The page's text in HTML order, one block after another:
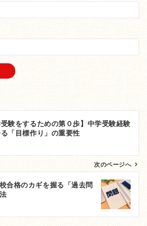
受験をするための第０歩】中学受験経験
「目標作り」の重要性
次のページへ
合格のカギを握る「過去問